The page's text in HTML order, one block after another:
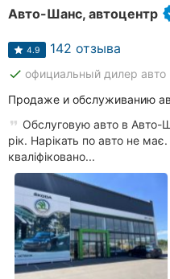
Авто-Шанс, автоцентр
4.9 142 отзыва
done официальный дилер авто
Продаже и обслуживанию
Обслуговую авто в
рік. Нарікать по авто не
кваліфіковано...